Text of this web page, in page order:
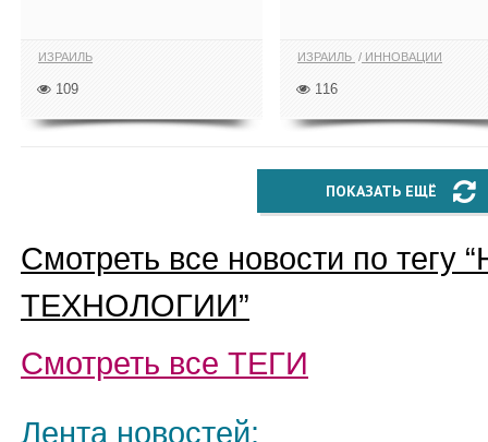
ИЗРАИЛЬ
109
ИЗРАИЛЬ ИННОВАЦИИ
116
ПОКАЗАТЬ ЕЩЁ
Смотреть все новости по тегу “
ТЕХНОЛОГИИ”
Смотреть все ТЕГИ
Лента новостей: